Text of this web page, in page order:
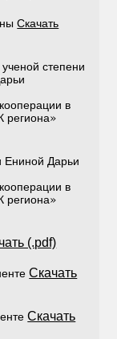
Скачать
степени
в
региона»
Ениной Дарьи
в
региона»
(.pdf)
Скачать
Скачать